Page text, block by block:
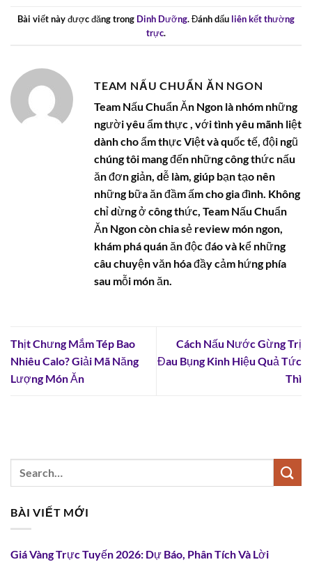
Bài viết này được đăng trong Dinh Dưỡng. Đánh dấu liên kết thường
trực.
TEAM NẤU CHUẨN ĂN NGON
Team Nấu Chuẩn Ăn Ngon là nhóm những
người yêu ẩm thực , với tình yêu mãnh liệt
dành cho ẩm thực Việt và quốc tế, đội ngũ
chúng tôi mang đến những công thức nấu
ăn đơn giản, dễ làm, giúp bạn tạo nên
những bữa ăn đầm ấm cho gia đình. Không
chỉ dừng ở công thức, Team Nấu Chuẩn
Ăn Ngon còn chia sẻ review món ngon,
khám phá quán ăn độc đáo và kể những
câu chuyện văn hóa đầy cảm hứng phía
sau mỗi món ăn.
Thịt Chưng Mắm Tép Bao
Nhiêu Calo? Giải Mã Năng
Lượng Món Ăn
Cách Nấu Nước Gừng Trị
Đau Bụng Kinh Hiệu Quả Tức
Thì
BÀI VIẾT MỚI
Giá Vàng Trực Tuyến 2026: Dự Báo, Phân Tích Và Lời